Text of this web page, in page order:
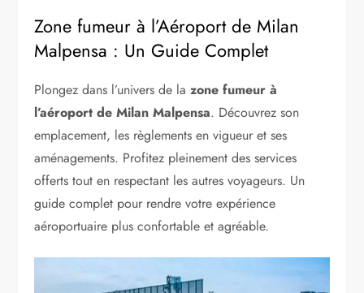
Zone fumeur à l’Aéroport de Milan
Malpensa : Un Guide Complet
Plongez dans l’univers de lazone fumeur à
l’aéroport de Milan Malpensa. Découvrez son
emplacement, les règlements en vigueur et ses
aménagements. Profitez pleinement des services
offerts tout en respectant les autres voyageurs. Un
guide complet pour rendre votre expérience
aéroportuaire plus confortable et agréable.